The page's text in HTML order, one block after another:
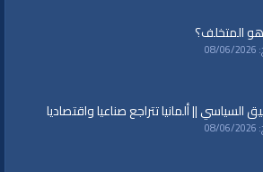
المتخلف؟
السياسي || ألمانيا تتراجع صناعيا واقتصاديا